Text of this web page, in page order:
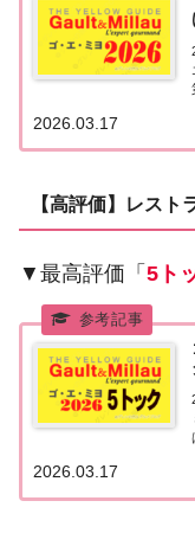
2026.03.17
【高評価】レスト
▼最高評価「 5ト
2026.03.17